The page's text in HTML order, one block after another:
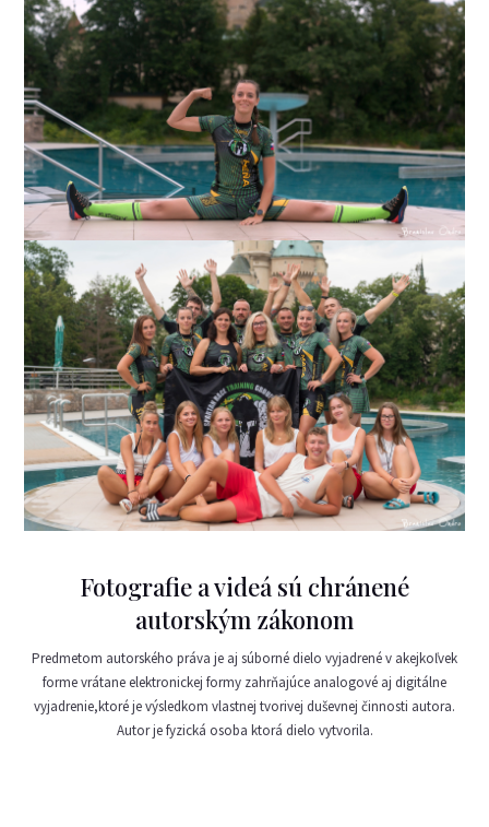
Fotografie a videá sú chránené
autorským zákonom
Predmetom autorského práva je aj súborné dielo vyjadrené v akejkoľvek
forme vrátane elektronickej formy zahrňajúce analogové aj digitálne
vyjadrenie,ktoré je výsledkom vlastnej tvorivej duševnej činnosti autora.
Autor je fyzická osoba ktorá dielo vytvorila.